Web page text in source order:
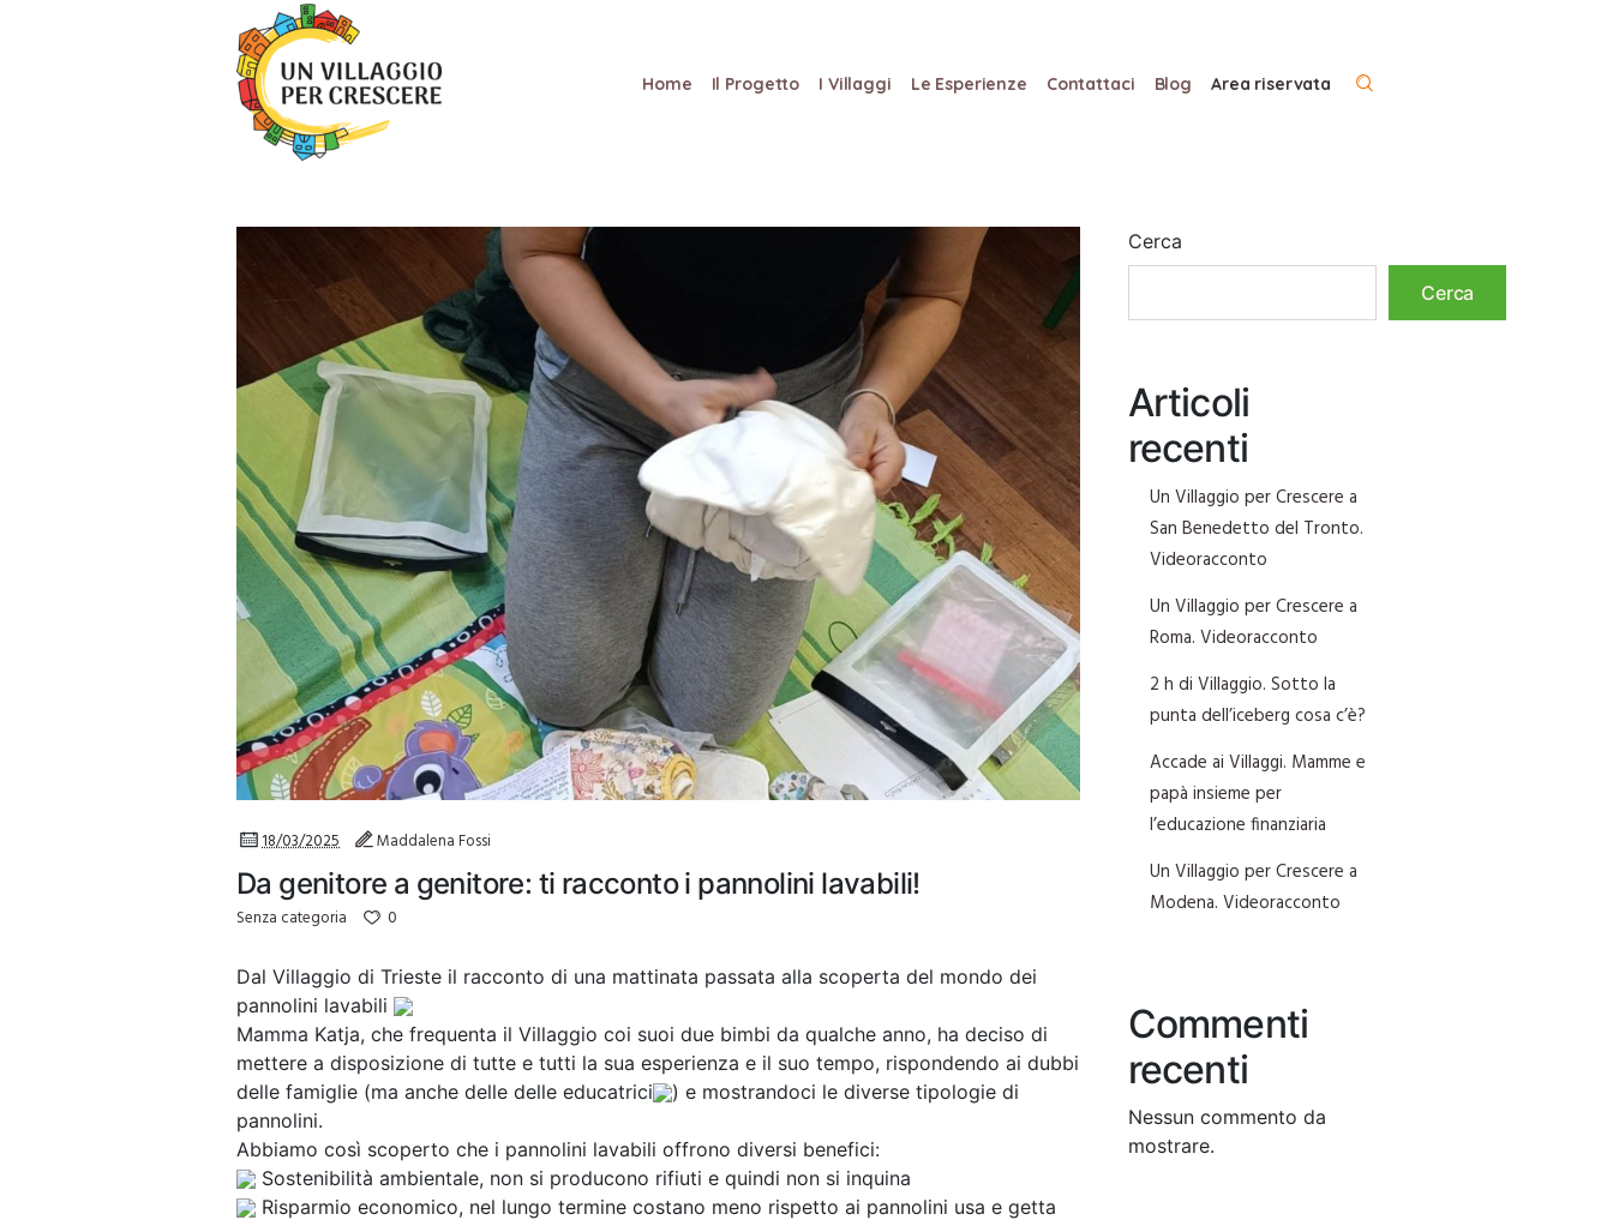
Home Il Progetto I Villaggi Le Esperienze Contattaci Blog Area riservata
18/03/2025 Maddalena Fossi
Da genitore a genitore: ti racconto i pannolini lavabili!
Senza categoria 0
Dal Villaggio di Trieste il racconto di una mattinata passata alla scoperta del mondo dei
pannolini lavabili
Mamma Katja, che frequenta il Villaggio coi suoi due bimbi da qualche anno, ha deciso di
mettere a disposizione di tutte e tutti la sua esperienza e il suo tempo, rispondendo ai dubbi
delle famiglie (ma anche delle delle educatrici
) e mostrandoci le diverse tipologie di
pannolini.
Abbiamo così scoperto che i pannolini lavabili offrono diversi benefici:
Sostenibilità ambientale, non si producono rifiuti e quindi non si inquina
Risparmio economico, nel lungo termine costano meno rispetto ai pannolini usa e getta
Cerca
Cerca
Articoli
recenti
Un Villaggio per Crescere a
San Benedetto del Tronto.
Videoracconto
Un Villaggio per Crescere a
Roma. Videoracconto
2 h di Villaggio. Sotto la
punta dell’iceberg cosa c’è?
Accade ai Villaggi. Mamme e
papà insieme per
l’educazione finanziaria
Un Villaggio per Crescere a
Modena. Videoracconto
Commenti
recenti
Nessun commento da
mostrare.